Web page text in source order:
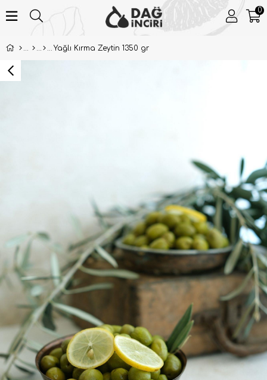
0
Yağlı Kırma Zeytin 1350 gr